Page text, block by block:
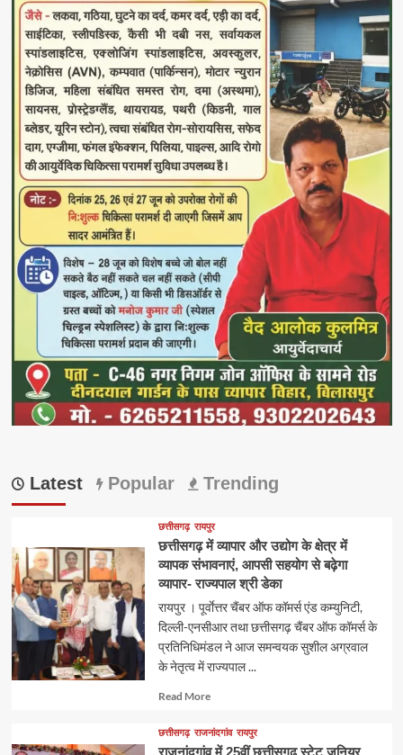
Latest Popular Trending
छत्तीसगढ़ रायपुर
छत्तीसगढ़ में व्यापार और उद्योग के क्षेत्र में
व्यापक संभावनाएं, आपसी सहयोग से बढ़ेगा
व्यापार- राज्यपाल श्री डेका
रायपुर । पूर्वाेत्तर चैंबर ऑफ कॉमर्स एंड कम्युनिटी,
दिल्ली-एनसीआर तथा छत्तीसगढ़ चैंबर ऑफ कॉमर्स के
प्रतिनिधिमंडल ने आज समन्वयक सुशील अग्रवाल
के नेतृत्व में राज्यपाल ...
Read MoreRead
about
छत्तीसगढ़ राजनांदगांव रायपुर